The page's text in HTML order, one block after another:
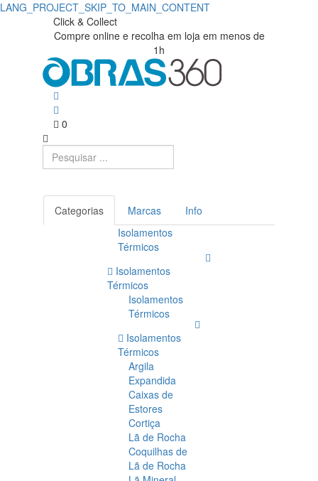
LANG_PROJECT_SKIP_TO_MAIN_CONTENT
Click & Collect
Compre online e recolha em loja em menos de
1h
0
Categorias Marcas
Info
Isolamentos
Térmicos
Isolamentos
Térmicos
Isolamentos
Térmicos
Isolamentos
Térmicos
Argila
Expandida
Caixas de
Estores
Cortiça
Lã de Rocha
Coquilhas de
Lã de Rocha